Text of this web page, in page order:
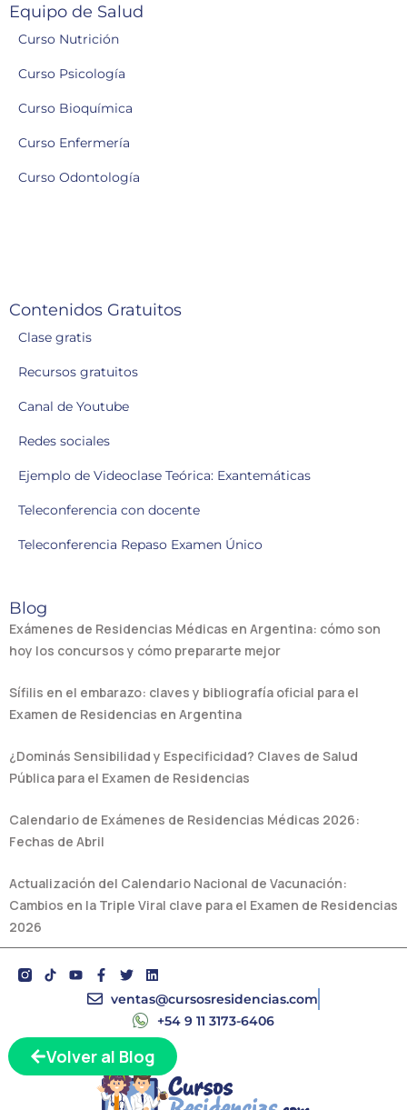
Volver al Blog
Equipo de Salud
Curso Nutrición
Curso Psicología
Curso Bioquímica
Curso Enfermería
Curso Odontología
Contenidos Gratuitos
Clase gratis
Recursos gratuitos
Canal de Youtube
Redes sociales
Ejemplo de Videoclase Teórica: Exantemáticas
Teleconferencia con docente
Teleconferencia Repaso Examen Único
Blog
Exámenes de Residencias Médicas en Argentina: cómo son
hoy los concursos y cómo prepararte mejor
Sífilis en el embarazo: claves y bibliografía oficial para el
Examen de Residencias en Argentina
¿Dominás Sensibilidad y Especificidad? Claves de Salud
Pública para el Examen de Residencias
Calendario de Exámenes de Residencias Médicas 2026:
Fechas de Abril
Actualización del Calendario Nacional de Vacunación:
Cambios en la Triple Viral clave para el Examen de Residencias
2026
Y
o
b
e
F
a
c
o
o
k
-
f
T
w
i
e
r
L
i
n
e
d
i
n
ventas@cursosresidencias.com
+54 9 11 3173-6406